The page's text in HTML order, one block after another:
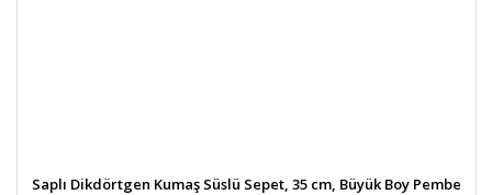
Saplı Dikdörtgen Kumaş Süslü Sepet, 35 cm, Büyük Boy Pembe